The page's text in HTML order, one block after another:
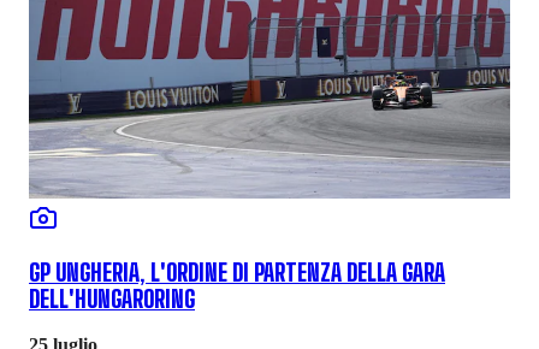
GP UNGHERIA, L'ORDINE DI PARTENZA DELLA GARA
DELL'HUNGARORING